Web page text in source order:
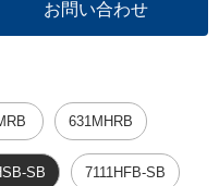
お問い合わせ
631MHRB
SB 7111HFB-SB